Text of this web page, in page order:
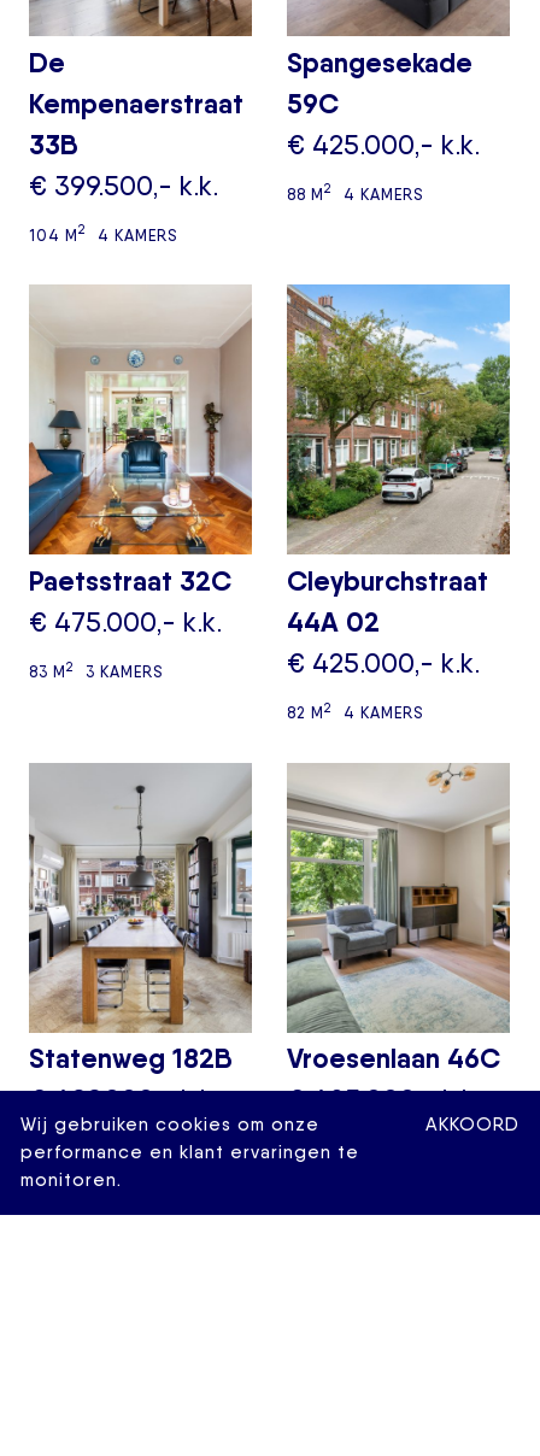
De
Kempenaerstraat
33B
€ 399.500,- k.k.
104 M2 4 KAMERS
Spangesekade
59C
€ 425.000,- k.k.
88 M2 4 KAMERS
Paetsstraat 32C
€ 475.000,- k.k.
83 M2 3 KAMERS
Cleyburchstraat
44A 02
€ 425.000,- k.k.
82 M2 4 KAMERS
Statenweg 182B
€ 499.000,- k.k.
123 M 5 KAMERS
Vroesenlaan 46C
€ 485.000,- k.k.
69 M 4 KAMERS
Wij gebruiken cookies om onze
performance en klant ervaringen te
monitoren.
AKKOORD